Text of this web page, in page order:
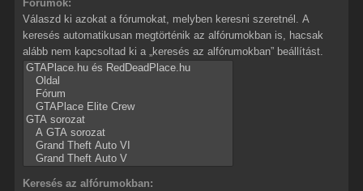
Fórumok:
Válaszd ki azokat a fórumokat, melyben keresni szeretnél. A
keresés automatikusan megtörténik az alfórumokban is, hacsak
alább nem kapcsoltad ki a „keresés az alfórumokban” beállítást.
Keresés az alfórumokban: